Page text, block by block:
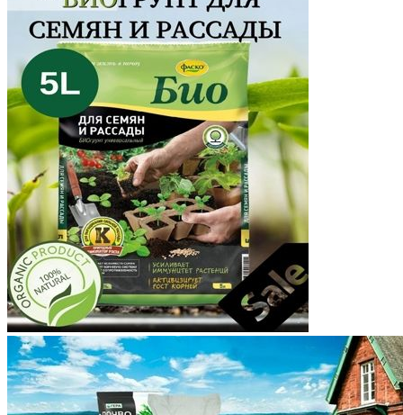
Кемеровская область
Кировская область
Коми
Корякский округ
Костромская область
Краснодарский край
Красноярский край
Крым
Курганская область
Курская область
Ленинградская область